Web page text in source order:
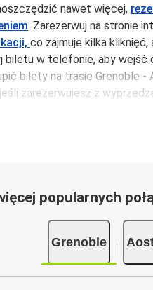
nawet więcej,
. Zarezerwuj na stronie
co zajmuje kilka kliknięć,
biletu w telefonie, aby wejść
bilety na trasie Grenoble -
zarezerwujesz z
i zadbać o zmniejszanie
- Aosta jest łatwa i
ma mniejszy
samochodem czy samolotem.
jeszcze bardziej zmniejszać
popularnych
Grenoble